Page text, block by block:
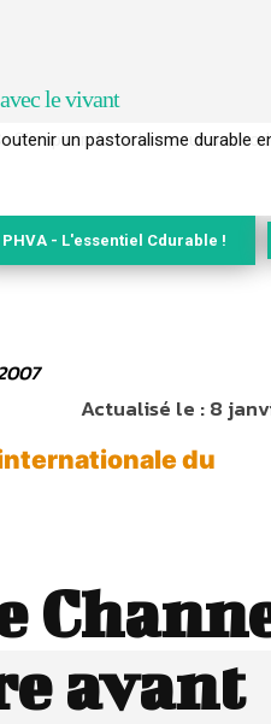
le vivant
de l’arbre pour un
PHVA - L'essentiel Cdurable !
Actualisé le :8
du
avant